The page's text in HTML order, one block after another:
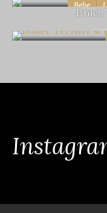
Bebe
Israel: